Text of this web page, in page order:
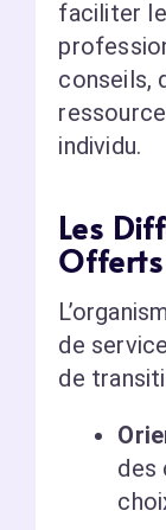
faciliter
conseils,
individu.
Les
de
de
des